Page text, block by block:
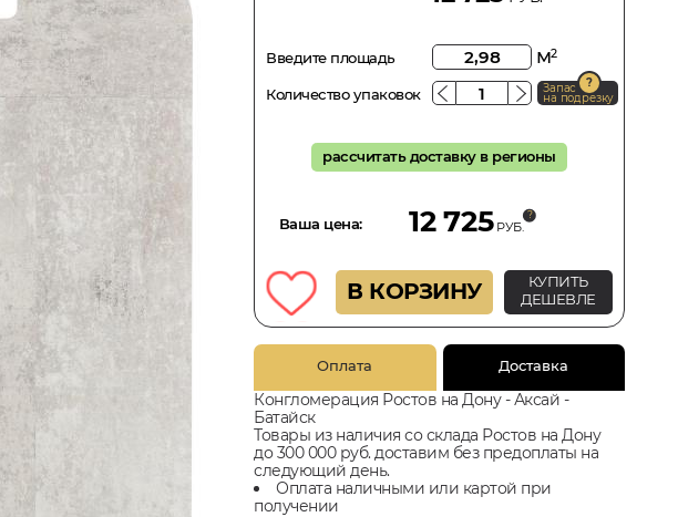
Введите площадь м2
Количество упаковок Запас
на подрезку
рассчитать доставку в регионы
Ваша цена: 12 725 РУБ.
В КОРЗИНУ
КУПИТЬ
ДЕШЕВЛЕ
Оплата Доставка
Конгломерация Ростов на Дону - Аксай -
Батайск
Товары из наличия со склада Ростов на Дону
до 300 000 руб. доставим без предоплаты на
следующий день.
Оплата наличными или картой при
получении